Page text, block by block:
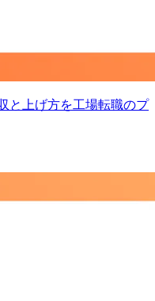
と上げ方を工場転職のプ